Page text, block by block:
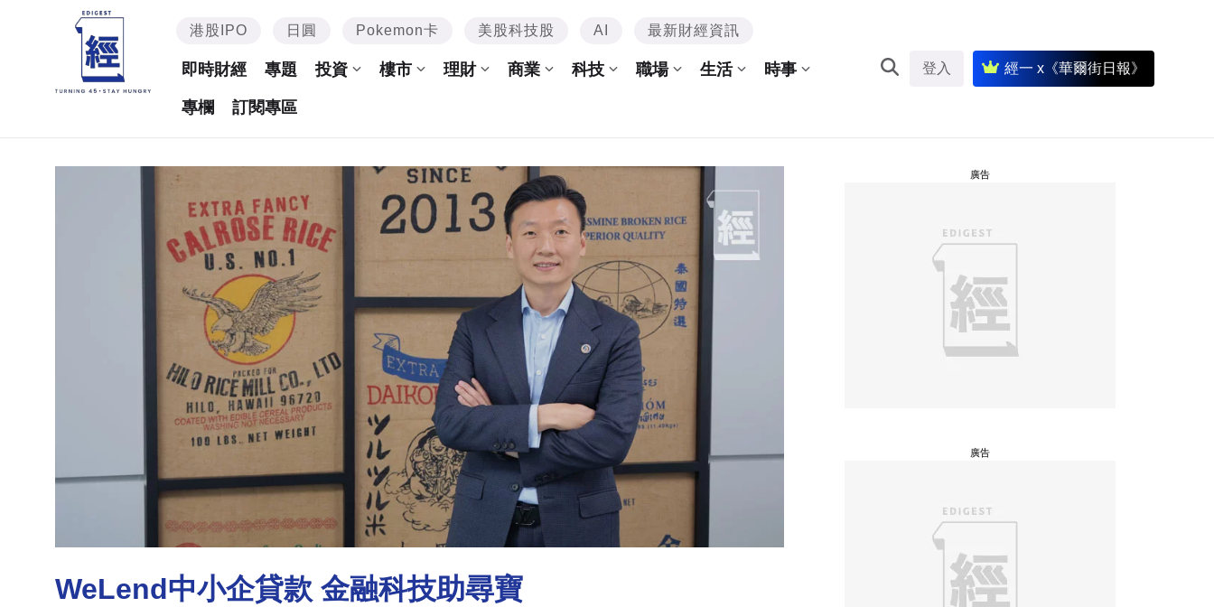
港股IPO 日圓 Pokemon卡 美股科技股 AI 最新財經資訊
即時財經 專題 投資 樓市 理財 商業 科技 職場 生活 時事
專欄 訂閱專區
登入 經一 x《華爾街日報》
WeLend中小企貸款 金融科技助尋寶
廣告
廣告